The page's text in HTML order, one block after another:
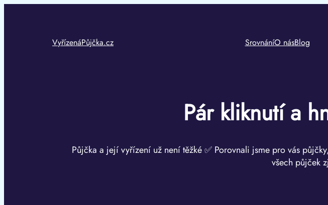
VyřízenáPůjčka.cz
SrovnáníO násBlog
Pár kliknutí a
Půjčka a její vyřízení už není těžké ✅ Porovnali jsme pro vás
všech půjček